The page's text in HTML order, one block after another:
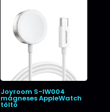
Joyroom S-IW004
mágneses AppleWatch
töltő